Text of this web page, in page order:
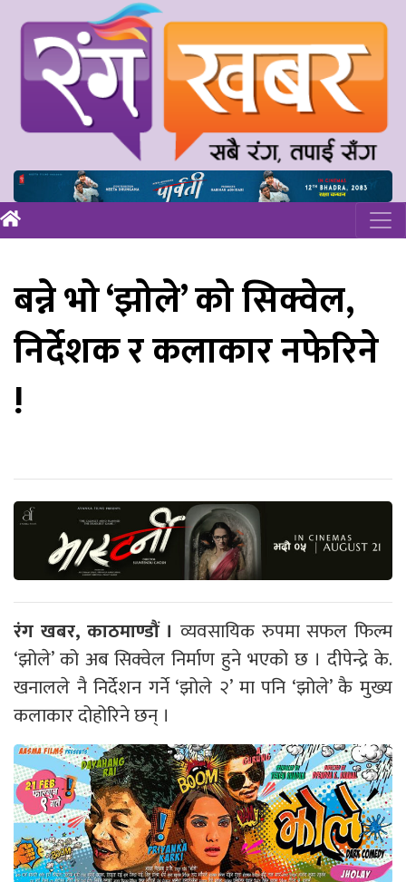
बन्ने भो ‘झोले’ को सिक्वेल,
निर्देशक र कलाकार नफेरिने
!
रंग खबर, काठमाण्डौं । व्यवसायिक रुपमा सफल फिल्म
‘झोले’ को अब सिक्वेल निर्माण हुने भएको छ । दीपेन्द्रे के.
खनालले नै निर्देशन गर्ने ‘झोले २’ मा पनि ‘झोले’ कै मुख्य
कलाकार दोहोरिने छन् ।